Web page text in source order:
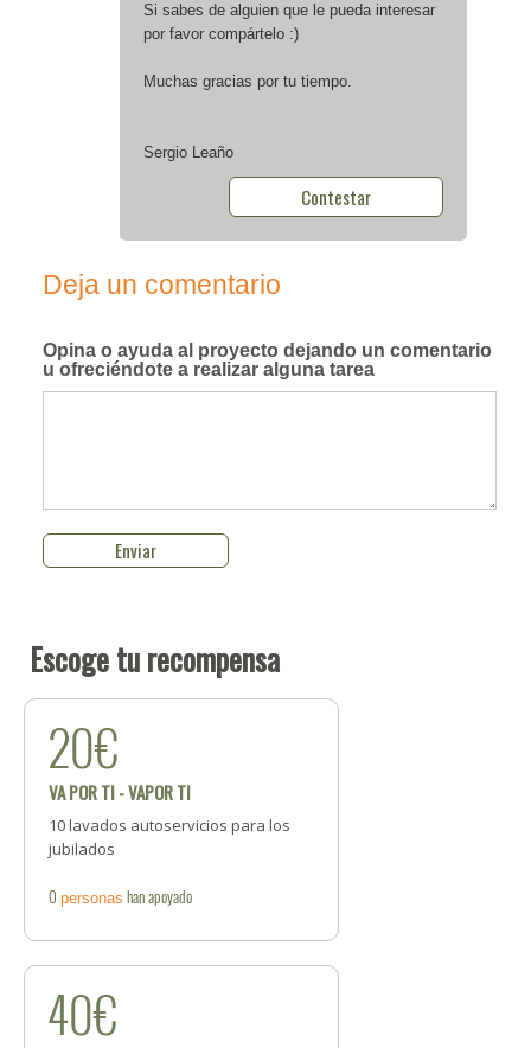
Si sabes de alguien que le pueda interesar
por favor compártelo :)
Muchas gracias por tu tiempo.
Sergio Leaño
Contestar
Deja un comentario
Opina o ayuda al proyecto dejando un comentario
u ofreciéndote a realizar alguna tarea
Escoge tu recompensa
20€
VA POR TI - VAPOR TI
10 lavados autoservicios para los
jubilados
0 personas han apoyado
40€